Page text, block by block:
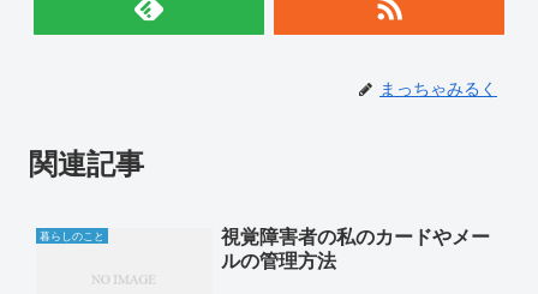
まっちゃみるく
関連記事
暮らしのこと
視覚障害者の私のカードやメー
ルの管理方法